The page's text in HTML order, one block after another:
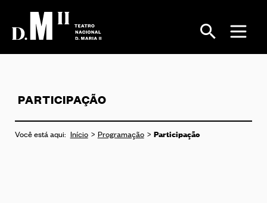
PARTICIPAÇÃO
Você está aqui: Início Programação Participação